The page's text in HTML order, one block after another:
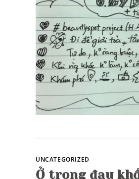
UNCATEGORIZED
Ở trong đau